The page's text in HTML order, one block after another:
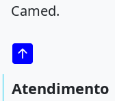
Camed.
Atendimento